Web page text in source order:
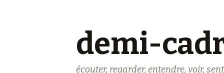
demi-
écouter, regarder, entendre, voir,